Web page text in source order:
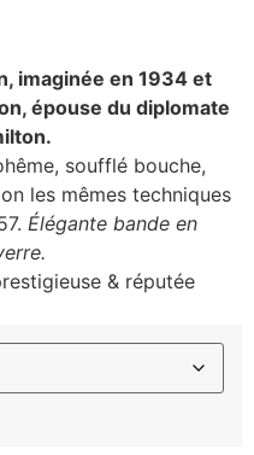
imaginée en 1934 et
épouse du diplomate
soufflé bouche,
les mêmes techniques
Élégante bande en
& réputée